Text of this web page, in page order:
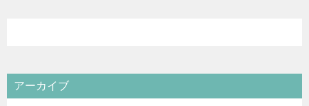
アーカイブ